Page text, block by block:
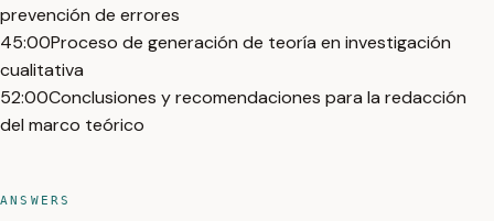
prevención de errores
45:00Proceso de generación de teoría en investigación
cualitativa
52:00Conclusiones y recomendaciones para la redacción
del marco teórico
ANSWERS